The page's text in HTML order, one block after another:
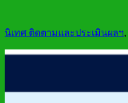
นิเทศ ติดตามและประเมินผลฯ,